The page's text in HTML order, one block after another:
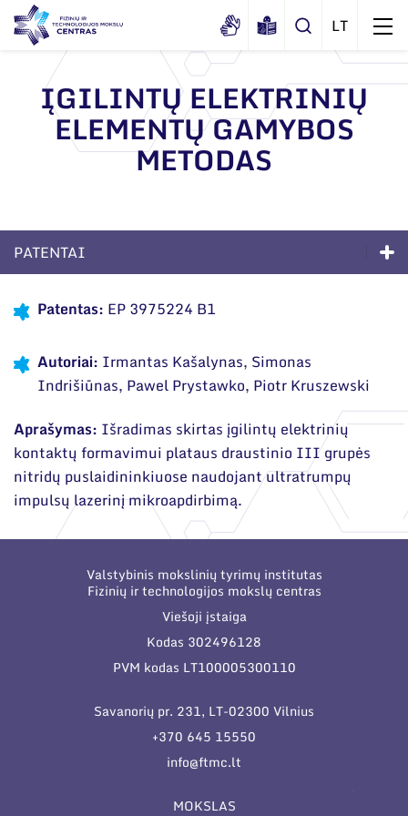
Apie mus
Dokumentai
Viešieji pirkimai
Duomenų apsauga
Nuorodos
Narystė nacionalinėse ir tarptautinėse
organizacijose bei asociacijose
Struktūra
Administraciniai skyriai
Moksliniai skyriai
Mokslo taryba
Mokslininkai emeritai
Tinklalaidės
Leidiniai
Bendri rekvizitai
Darbuotojų kontaktai
ĮGILINTŲ ELEKTRINIŲ
ELEMENTŲ GAMYBOS
METODAS
PATENTAI
Moksliniai skyriai
Mokslo projektai
Patentai
Mokslo renginiai
Informacija studentams
Informacija moksleiviams ir mokytojams
Nuo moksleivio iki mokslininko
Patentas: EP 3975224 B1
Autoriai: Irmantas Kašalynas, Simonas
Indrišiūnas, Pawel Prystawko, Piotr Kruszewski
Aprašymas: Išradimas skirtas įgilintų elektrinių
kontaktų formavimui plataus draustinio III grupės
nitridų puslaidininkiuose naudojant ultratrumpų
impulsų lazerinį mikroapdirbimą.
Valstybinis mokslinių tyrimų institutas
Fizinių ir technologijos mokslų centras
Viešoji įstaiga
Kodas 302496128
PVM kodas LT100005300110
Savanorių pr. 231, LT-02300 Vilnius
+370 645 15550
info@ftmc.lt
MOKSLAS